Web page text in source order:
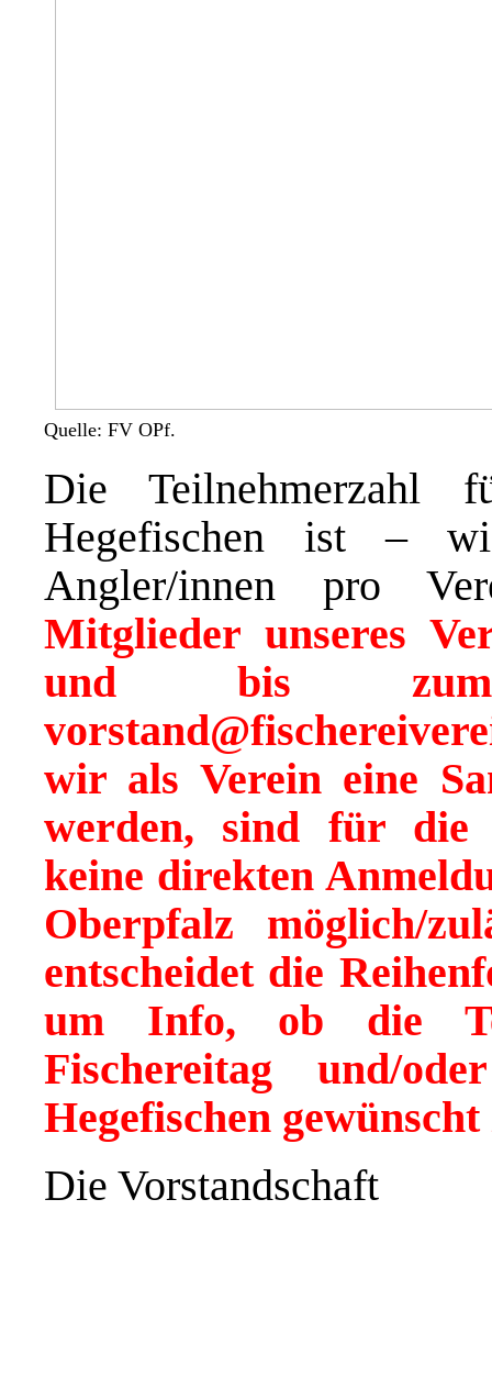
Quelle: FV OPf.
Die Teilnehmerzahl
Hegefischen ist –
Angler/innen pro
Mitglieder unseres
und bis zum
wir als Verein eine
werden, sind für die
keine direkten
Oberpfalz möglich/
entscheidet die
um Info, ob die
Fischereitag und/
Hegefischen
Die Vorstandschaft